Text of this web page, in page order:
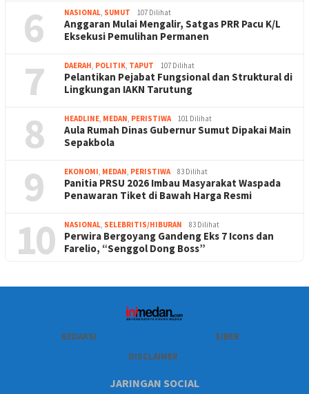
6 NASIONAL, SUMUT 107 Dilihat
Anggaran Mulai Mengalir, Satgas PRR Pacu K/L
Eksekusi Pemulihan Permanen
7 DAERAH, POLITIK, TAPUT 107 Dilihat
Pelantikan Pejabat Fungsional dan Struktural di
Lingkungan IAKN Tarutung
8 HEADLINE, MEDAN, PERISTIWA 101 Dilihat
Aula Rumah Dinas Gubernur Sumut Dipakai Main
Sepakbola
9 EKONOMI, MEDAN, PERISTIWA 83 Dilihat
Panitia PRSU 2026 Imbau Masyarakat Waspada
Penawaran Tiket di Bawah Harga Resmi
10 NASIONAL, SELEBRITIS/HIBURAN 83 Dilihat
Perwira Bergoyang Gandeng Eks 7 Icons dan
Farelio, “Senggol Dong Boss”
REDAKSI
SIBER
DISCLAIMER
JARINGAN SOCIAL